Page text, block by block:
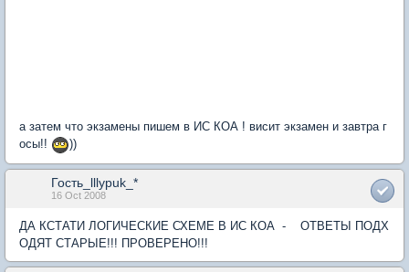
а затем что экзамены пишем в ИС КОА ! висит экзамен и завтра г
осы!!
))
Гость_lllypuk_*
16 Oct 2008
ДА КСТАТИ ЛОГИЧЕСКИЕ СХЕМЕ В ИС КОА - ОТВЕТЫ ПОДХ
ОДЯТ СТАРЫЕ!!! ПРОВЕРЕНО!!!